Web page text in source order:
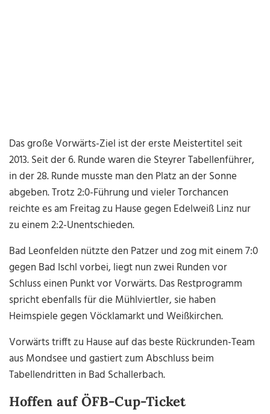
Das große Vorwärts-Ziel ist der erste Meistertitel seit
2013. Seit der 6. Runde waren die Steyrer Tabellenführer,
in der 28. Runde musste man den Platz an der Sonne
abgeben. Trotz 2:0-Führung und vieler Torchancen
reichte es am Freitag zu Hause gegen Edelweiß Linz nur
zu einem 2:2-Unentschieden.
Bad Leonfelden nützte den Patzer und zog mit einem 7:0
gegen Bad Ischl vorbei, liegt nun zwei Runden vor
Schluss einen Punkt vor Vorwärts. Das Restprogramm
spricht ebenfalls für die Mühlviertler, sie haben
Heimspiele gegen Vöcklamarkt und Weißkirchen.
Vorwärts trifft zu Hause auf das beste Rückrunden-Team
aus Mondsee und gastiert zum Abschluss beim
Tabellendritten in Bad Schallerbach.
Hoffen auf ÖFB-Cup-Ticket